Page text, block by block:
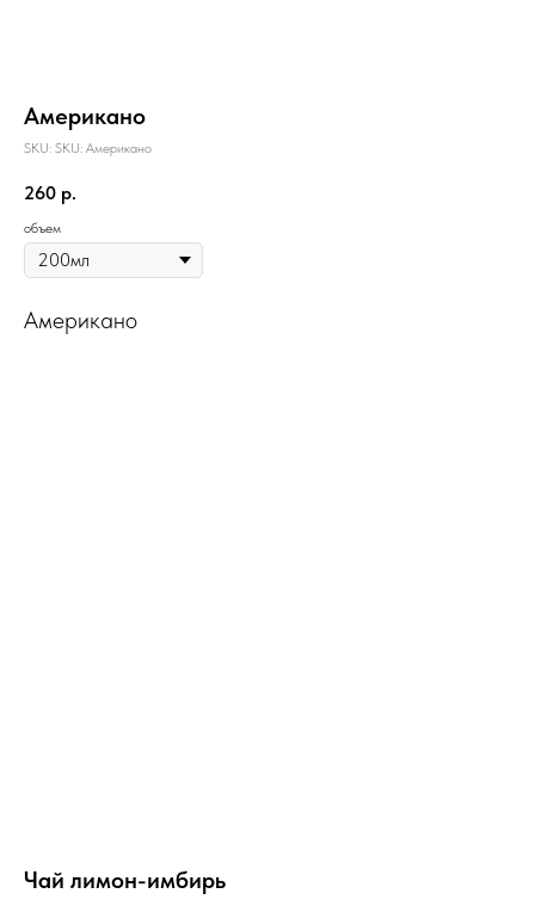
Американо
SKU: SKU: Американо
260 р.
объем
Американо
Чай лимон-имбирь